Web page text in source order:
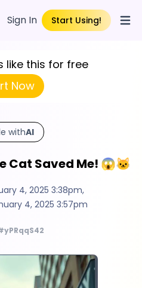
Sign In Start Using!
like this for free
Now
withAI
Cat Saved Me! 😱🐱
4, 2025 3:38pm,
4, 2025 3:57pm